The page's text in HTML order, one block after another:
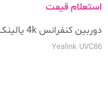
استعلام قیمت
دوربین کنفرانس 4k یالینک UVC86
Yealink UVC86